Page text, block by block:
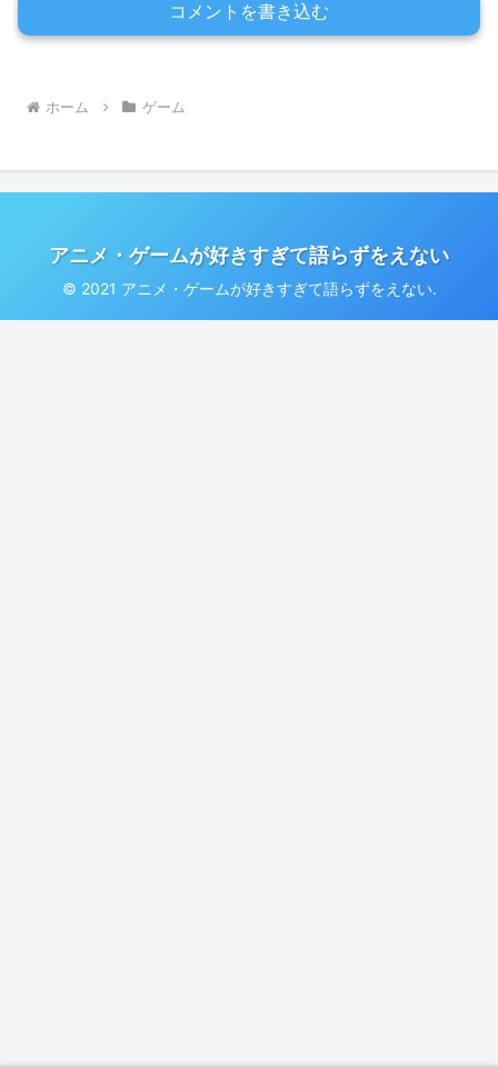
コメントを書き込む
ホーム ゲーム
アニメ・ゲームが好きすぎて語らずをえない
© 2021 アニメ・ゲームが好きすぎて語らずをえない.